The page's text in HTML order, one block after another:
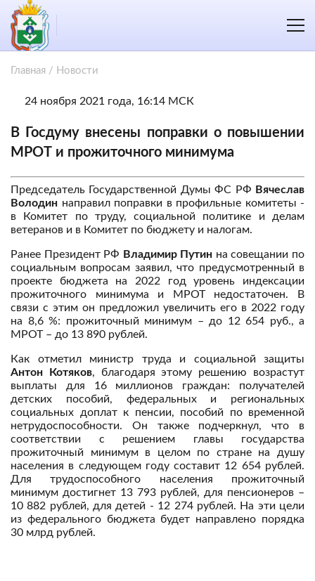
Главная / Новости
24 ноября 2021 года, 16:14 МСК
В Госдуму внесены поправки о повышении
МРОТ и прожиточного минимума
Председатель Государственной Думы ФС РФ Вячеслав
Володин направил поправки в профильные комитеты -
в Комитет по труду, социальной политике и делам
ветеранов и в Комитет по бюджету и налогам.
Ранее Президент РФ Владимир Путин на совещании по
социальным вопросам заявил, что предусмотренный в
проекте бюджета на 2022 год уровень индексации
прожиточного минимума и МРОТ недостаточен. В
связи с этим он предложил увеличить его в 2022 году
на 8,6 %: прожиточный минимум – до 12 654 руб., а
МРОТ – до 13 890 рублей.
Как отметил министр труда и социальной защиты
Антон Котяков, благодаря этому решению возрастут
выплаты для 16 миллионов граждан: получателей
детских пособий, федеральных и региональных
социальных доплат к пенсии, пособий по временной
нетрудоспособности. Он также подчеркнул, что в
соответствии с решением главы государства
прожиточный минимум в целом по стране на душу
населения в следующем году составит 12 654 рублей.
Для трудоспособного населения прожиточный
минимум достигнет 13 793 рублей, для пенсионеров –
10 882 рублей, для детей - 12 274 рублей. На эти цели
из федерального бюджета будет направлено порядка
30 млрд рублей.